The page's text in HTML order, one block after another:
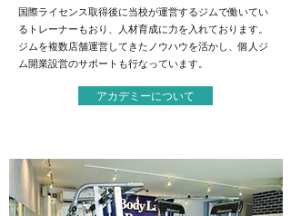
国際ライセンス取得後に当校が運営するジムで働いてい
るトレーナーもおり、人材育成に力を入れております。
ジムを複数店舗運営してきたノウハウを活かし、個人ジ
ム開業設営のサポートも行なっています。
アカデミーについて